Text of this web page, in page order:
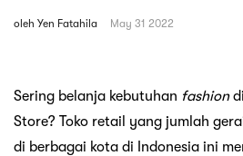
oleh Yen Fatahila May 31 2022
Sering belanja kebutuhan fashion
Store? Toko retail yang jumlah
di berbagai kota di Indonesia ini